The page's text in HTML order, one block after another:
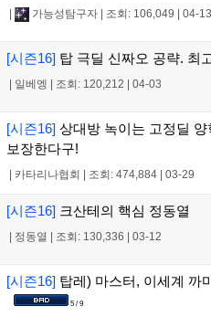
가능성탐구자 조회: 106,049 04-13
[시즌16] 탑 극딜 신짜오 공략. 최
일베엥 조회: 120,212 04-03
[시즌16] 상대방 녹이는 고정딜
보장한다구!
카타리나협회 조회: 474,884 03-29
[시즌16] 크산테의 핵심 정동열
정동열 조회: 130,336 03-12
[시즌16] 탑레) 마스터, 이세계 까
5 / 9